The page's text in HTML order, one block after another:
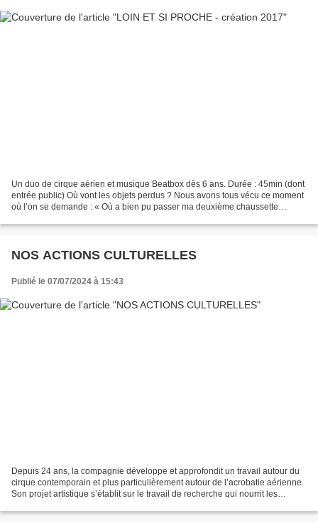
Un duo de cirque aérien et musique Beatbox dès 6 ans. Durée : 45min (dont
entrée public) Où vont les objets perdus ? Nous avons tous vécu ce moment
où l’on se demande : « Où a bien pu passer ma deuxième chaussette
NOS ACTIONS CULTURELLES
Publié le 07/07/2024 à 15:43
Depuis 24 ans, la compagnie développe et approfondit un travail autour du
cirque contemporain et plus particulièrement autour de l’acrobatie aérienne.
Son projet artistique s’établit sur le travail de recherche qui nourrit les